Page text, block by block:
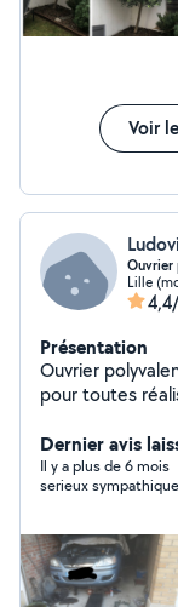
Voir
Lille
Présentation
Ouvrier
pour toutes
Dernier avis
Il y a plus de 6 mois
serieux